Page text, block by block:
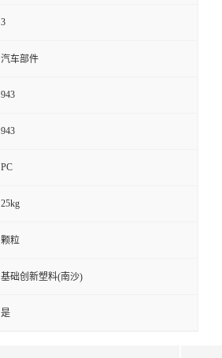
3
汽车部件
943
943
PC
25kg
颗粒
基础创新塑料(南沙)
是